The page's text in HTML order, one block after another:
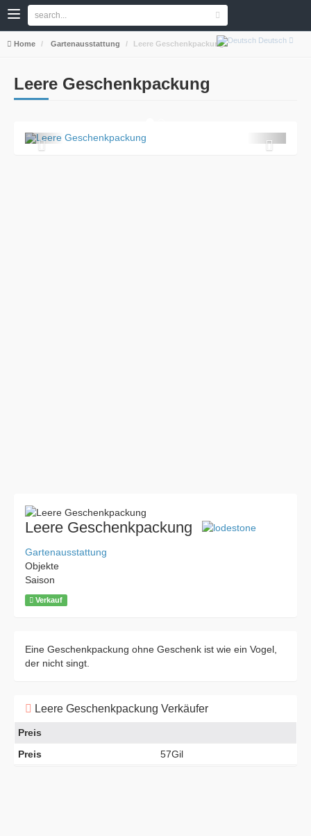
Deutsch
Home Gartenausstattung Leere Geschenkpackung
Leere Geschenkpackung
Leere Geschenkpackung
Gartenausstattung
Objekte
Saison
Verkauf
Eine Geschenkpackung ohne Geschenk ist wie ein Vogel,
der nicht singt.
Leere Geschenkpackung Verkäufer
Preis
Preis
57Gil